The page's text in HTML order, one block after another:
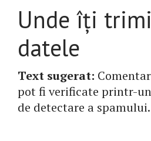
Unde îți
datele
Text sugerat:
pot fi verificate printr-
de detectare a spamului.